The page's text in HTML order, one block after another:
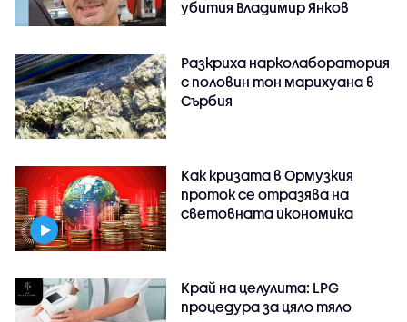
убития Владимир Янков
Разкриха нарколаборатория
с половин тон марихуана в
Сърбия
Как кризата в Ормузкия
проток се отразява на
световната икономика
Край на целулита: LPG
процедура за цяло тяло